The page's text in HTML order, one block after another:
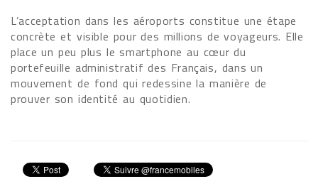
L’acceptation dans les aéroports constitue une étape
concrète et visible pour des millions de voyageurs. Elle
place un peu plus le smartphone au cœur du
portefeuille administratif des Français, dans un
mouvement de fond qui redessine la manière de
prouver son identité au quotidien.